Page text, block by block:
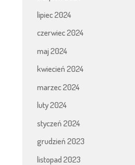
lipiec 2024
czerwiec 2024
maj 2024
kwiecień 2024
marzec 2024
luty 2024
styczeń 2024
grudzień 2023
listopad 2023